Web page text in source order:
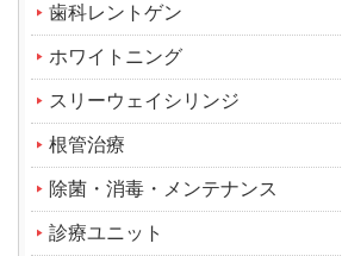
歯科レントゲン
ホワイトニング
スリーウェイシリンジ
根管治療
除菌・消毒・メンテナンス
診療ユニット